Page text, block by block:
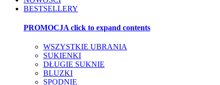
BESTSELLERY
PROMOCJA click to expand contents
WSZYSTKIE UBRANIA
SUKIENKI
DŁUGIE SUKNIE
BLUZKI
SPODNIE